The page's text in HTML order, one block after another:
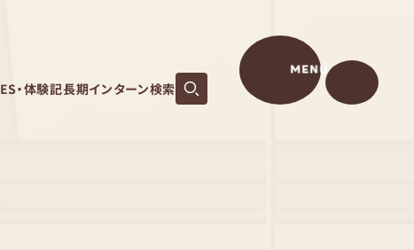
ES・体験記長期インターン検索
MENU